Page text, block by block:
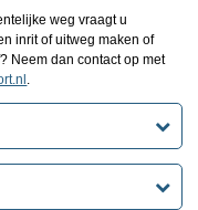
weg vraagt u
inrit of uitweg maken of
Neem dan contact op met
.